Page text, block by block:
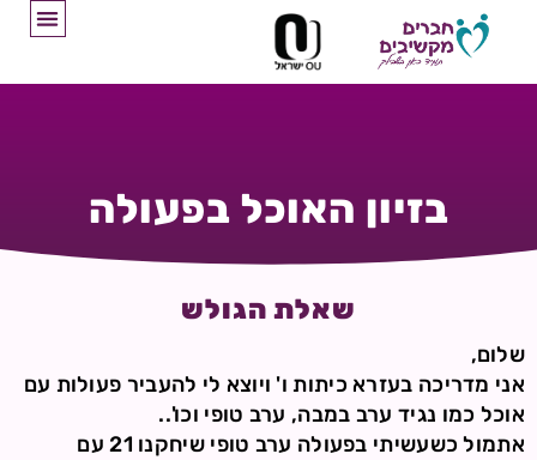
בזיון האוכל בפעולה
שאלת הגולש
שלום,
אני מדריכה בעזרא כיתות ו' ויוצא לי להעביר פעולות עם
אוכל כמו נגיד ערב במבה, ערב טופי וכו'..
אתמול כשעשיתי בפעולה ערב טופי שיחקנו 21 עם